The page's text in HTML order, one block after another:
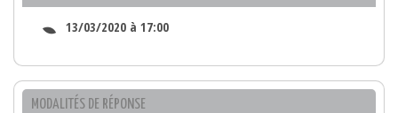
13/03/2020 à 17:00
MODALITÉS DE RÉPONSE